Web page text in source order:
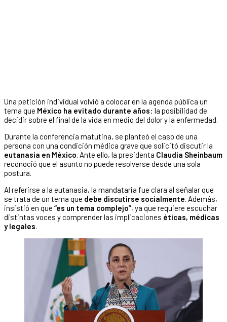
Una petición individual volvió a colocar en la agenda pública un
tema que México ha evitado durante años: la posibilidad de
decidir sobre el final de la vida en medio del dolor y la enfermedad.
Durante la conferencia matutina, se planteó el caso de una
persona con una condición médica grave que solicitó discutir la
eutanasia en México. Ante ello, la presidenta Claudia Sheinbaum
reconoció que el asunto no puede resolverse desde una sola
postura.
Al referirse a la eutanasia, la mandataria fue clara al señalar que
se trata de un tema que debe discutirse socialmente. Además,
insistió en que “es un tema complejo”, ya que requiere escuchar
distintas voces y comprender las implicaciones éticas, médicas
y legales.